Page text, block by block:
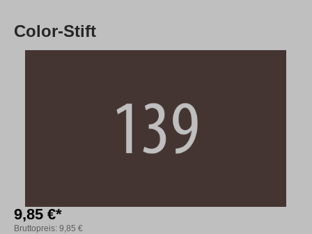
Color-Stift
9,85 €*
Bruttopreis: 9,85 €